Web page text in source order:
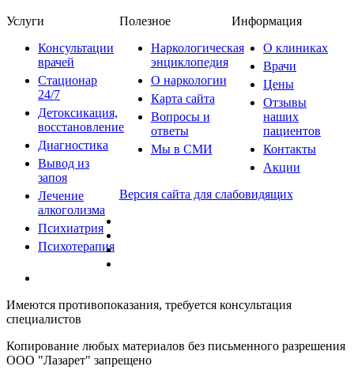
Услуги
Консультации
врачей
Стационар
24/7
Детоксикация,
восстановление
Диагностика
Вывод из
запоя
Лечение
алкоголизма
Психиатрия
Психотерапия
Полезное
Наркологическая
энциклопедия
О наркологии
Карта сайта
Вопросы и
ответы
Мы в СМИ
Информация
О клиниках
Врачи
Цены
Отзывы
наших
пациентов
Контакты
Акции
Версия сайта для слабовидящих
Имеются противопоказания, требуется консультация
специалистов
Копирование любых материалов без письменного разрешения
ООО "Лазарет" запрещено